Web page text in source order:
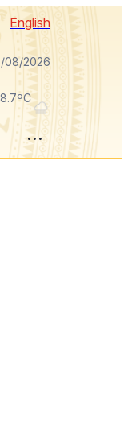
English
08/2026